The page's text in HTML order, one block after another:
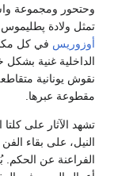
وحتحور ومجموعة
تمثل ولادة پطليموس
أوزوريس في كل
الداخلية غنية بشكل
نقوش يونانية
مقطوعة عبرها.
تشهد الآثار على
النيل، على بقاء
الفراعنة عن الحكم.